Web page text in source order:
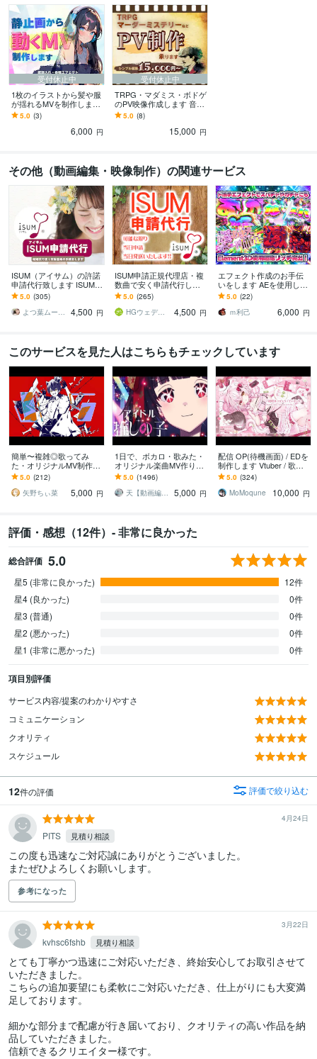
受付休止中
1枚のイラストから髪や服
が揺れるMVを制作します
”房ごとに揺れる！” 滑ら
かな髪揺れが得意です
5.0 (3)
6,000 円
受付休止中
TRPG・マダミス・ボドゲ
のPV映像作成します 音
楽・効果音提供可能。シ
ンプルコース始めまし
5.0 (8)
15,000 円
その他（動画編集・映像制作）の関連サービス
ISUM（アイサム）の許諾
申請代行致します ISUM申
請まるわかり動画付で初
めてでも安心♪
5.0 (305)
よつ葉ムービー
4,500 円
ISUM申請正規代理店・複
数曲で安く申請代行しま
す 4曲申請時は1曲あたり
3,750円!! 許諾書・シー
ル郵送
5.0 (265)
HGウェディングムービー
4,500 円
エフェクト作成のお手伝
いをします AEを使用した
遊技機やゲームエフェク
トなどの作成
5.0 (22)
ｍ利己
6,000 円
このサービスを見た人はこちらもチェックしています
簡単〜複雑◎歌ってみ
た・オリジナルMV制作し
ます Vtuber・歌い手必
見！お任せ〜本家再現ま
で可能！
5.0 (212)
矢野ちぃ菜
5,000 円
1日で、ボカロ・歌みた・
オリジナル楽曲MV作りま
す 本家風など、ご希望に
合わせて制作させて頂き
ます！
5.0 (1496)
天【動画編集】
5,000 円
配信 OP(待機画面) / EDを
制作します Vtuber / 歌い
手 / YouTuber さん向け！
5.0 (324)
MoMoqune
10,000 円
評価・感想（12件）- 非常に良かった
総合評価 5.0
星5 (非常に良かった)
12件
星4 (良かった)
0件
星3 (普通)
0件
星2 (悪かった)
0件
星1 (非常に悪かった)
0件
項目別評価
サービス内容/提案のわかりやすさ
コミュニケーション
クオリティ
スケジュール
12件の評価 評価で絞り込む
4月24日
PITS 見積り相談
この度も迅速なご対応誠にありがとうございました。
またぜひよろしくお願いします。
参考になった
3月22日
kvhsc6fshb 見積り相談
とても丁寧かつ迅速にご対応いただき、終始安心してお取引させて
いただきました。
こちらの追加要望にも柔軟にご対応いただき、仕上がりにも大変満
足しております。
細かな部分まで配慮が行き届いており、クオリティの高い作品を納
品していただきました。
信頼できるクリエイター様です。